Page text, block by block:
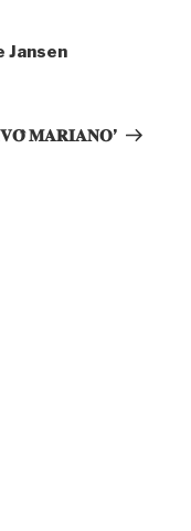
Jansen
𝐌𝐀𝐑𝐈𝐀𝐍𝐎’